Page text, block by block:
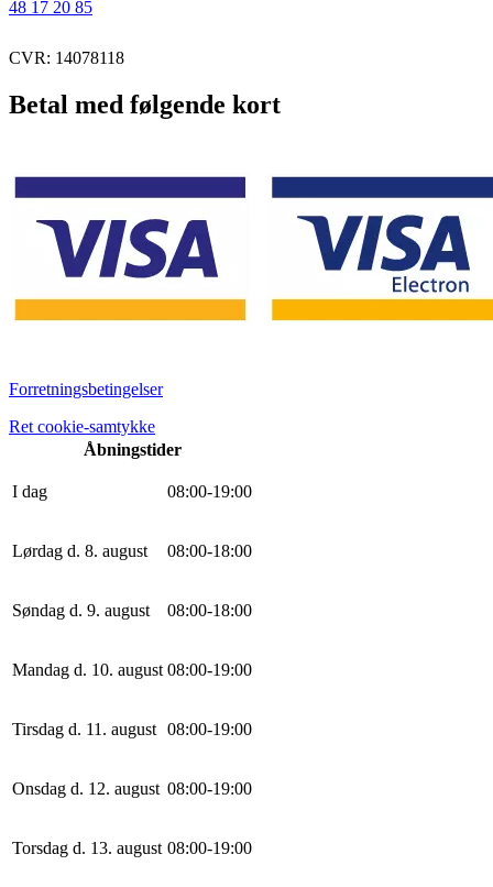
48 17 20 85
CVR: 14078118
Betal med følgende kort
Forretningsbetingelser
Ret cookie-samtykke
Åbningstider
I dag 08:00-19:00
Lørdag d. 8. august 08:00-18:00
Søndag d. 9. august 08:00-18:00
Mandag d. 10. august 08:00-19:00
Tirsdag d. 11. august 08:00-19:00
Onsdag d. 12. august 08:00-19:00
Torsdag d. 13. august 08:00-19:00